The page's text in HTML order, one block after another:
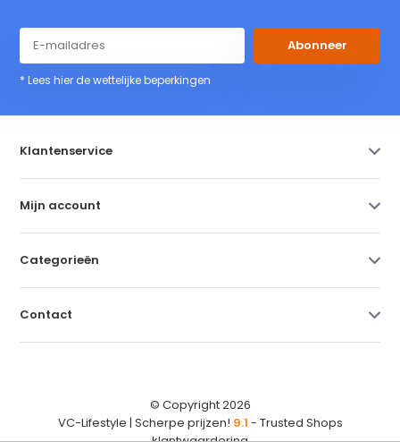
Abonneer
* Lees hier de wettelijke beperkingen
Klantenservice
Mijn account
Categorieën
Contact
© Copyright 2026
VC-Lifestyle | Scherpe prijzen! 9.1 - Trusted Shops